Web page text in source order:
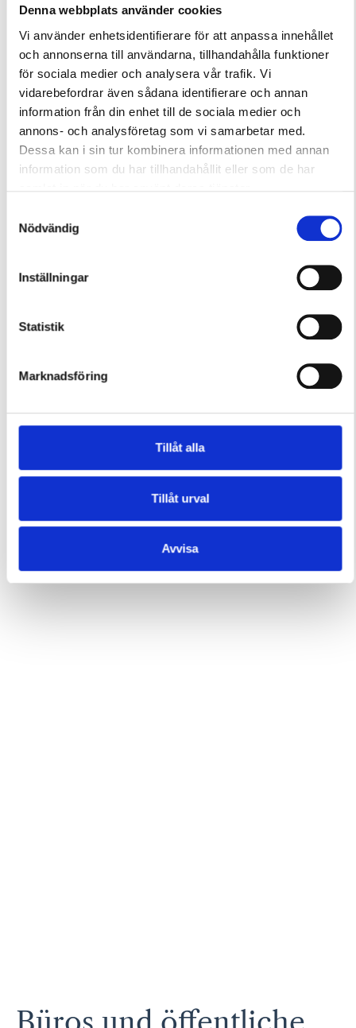
Denna webbplats använder cookies
Vi använder enhetsidentifierare för att anpassa innehållet
och annonserna till användarna, tillhandahålla funktioner
för sociala medier och analysera vår trafik. Vi
vidarebefordrar även sådana identifierare och annan
information från din enhet till de sociala medier och
annons- och analysföretag som vi samarbetar med.
Dessa kan i sin tur kombinera informationen med annan
information som du har tillhandahållit eller som de har
Nödvändig
Inställningar
Statistik
Marknadsföring
Tillåt alla
Tillåt urval
Avvisa